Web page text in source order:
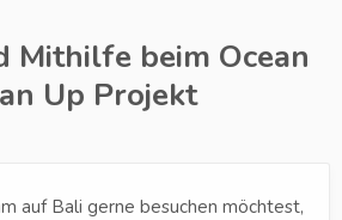
Mithilfe beim Ocean
Up Projekt
auf Bali gerne besuchen möchtest,